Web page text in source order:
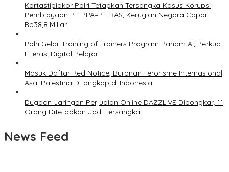
Kortastipidkor Polri Tetapkan Tersangka Kasus Korupsi
Pembiayaan PT PPA–PT BAS, Kerugian Negara Capai
Rp38,8 Miliar
Polri Gelar Training of Trainers Program Paham AI, Perkuat
Literasi Digital Pelajar
Masuk Daftar Red Notice, Buronan Terorisme Internasional
Asal Palestina Ditangkap di Indonesia
Dugaan Jaringan Perjudian Online DAZZLIVE Dibongkar, 11
Orang Ditetapkan Jadi Tersangka
News Feed